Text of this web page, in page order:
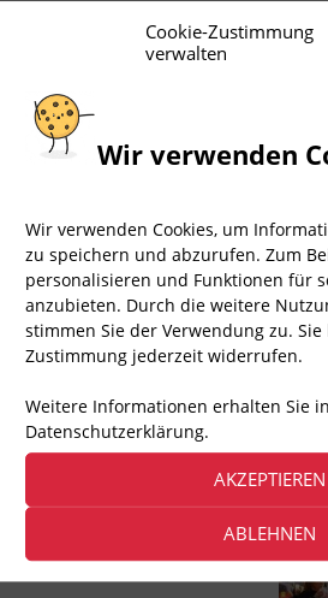
Cookie-Zustimmung
verwalten
Wir verwenden
Wir verwenden Cookies, um
zu speichern und abzurufen. Zum
personalisieren und Funktionen für
anzubieten. Durch die weitere
stimmen Sie der Verwendung zu.
Zustimmung jederzeit widerrufen.
Weitere Informationen erhalten Sie
Datenschutzerklärung.
AKZEPTIEREN
ABLEHNEN